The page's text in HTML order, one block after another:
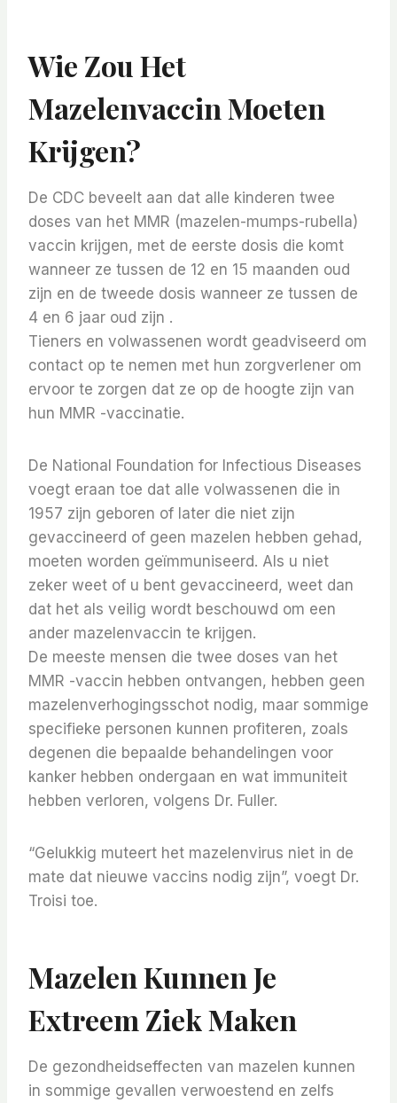
Wie Zou Het
Mazelenvaccin Moeten
Krijgen?
De CDC beveelt aan dat alle kinderen twee
doses van het MMR (mazelen-mumps-rubella)
vaccin krijgen, met de eerste dosis die komt
wanneer ze tussen de 12 en 15 maanden oud
zijn en de tweede dosis wanneer ze tussen de
4 en 6 jaar oud zijn .
Tieners en volwassenen wordt geadviseerd om
contact op te nemen met hun zorgverlener om
ervoor te zorgen dat ze op de hoogte zijn van
hun MMR -vaccinatie.
De National Foundation for Infectious Diseases
voegt eraan toe dat alle volwassenen die in
1957 zijn geboren of later die niet zijn
gevaccineerd of geen mazelen hebben gehad,
moeten worden geïmmuniseerd. Als u niet
zeker weet of u bent gevaccineerd, weet dan
dat het als veilig wordt beschouwd om een ​​
ander mazelenvaccin te krijgen.
De meeste mensen die twee doses van het
MMR -vaccin hebben ontvangen, hebben geen
mazelenverhogingsschot nodig, maar sommige
specifieke personen kunnen profiteren, zoals
degenen die bepaalde behandelingen voor
kanker hebben ondergaan en wat immuniteit
hebben verloren, volgens Dr. Fuller.
“Gelukkig muteert het mazelenvirus niet in de
mate dat nieuwe vaccins nodig zijn”, voegt Dr.
Troisi toe.
Mazelen Kunnen Je
Extreem Ziek Maken
De gezondheidseffecten van mazelen kunnen
in sommige gevallen verwoestend en zelfs